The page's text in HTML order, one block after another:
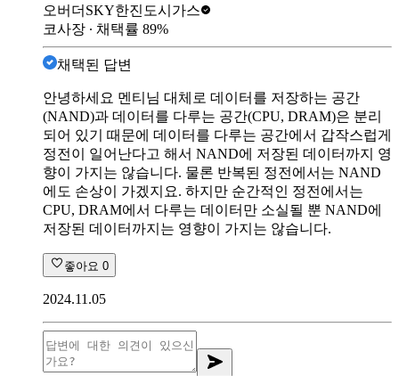
오버더SKY한진도시가스
코사장 ∙ 채택률 89%
채택된 답변
안녕하세요 멘티님 대체로 데이터를 저장하는 공간
(NAND)과 데이터를 다루는 공간(CPU, DRAM)은 분리
되어 있기 때문에 데이터를 다루는 공간에서 갑작스럽게
정전이 일어난다고 해서 NAND에 저장된 데이터까지 영
향이 가지는 않습니다. 물론 반복된 정전에서는 NAND
에도 손상이 가겠지요. 하지만 순간적인 정전에서는
CPU, DRAM에서 다루는 데이터만 소실될 뿐 NAND에
저장된 데이터까지는 영향이 가지는 않습니다.
좋아요 0
2024.11.05